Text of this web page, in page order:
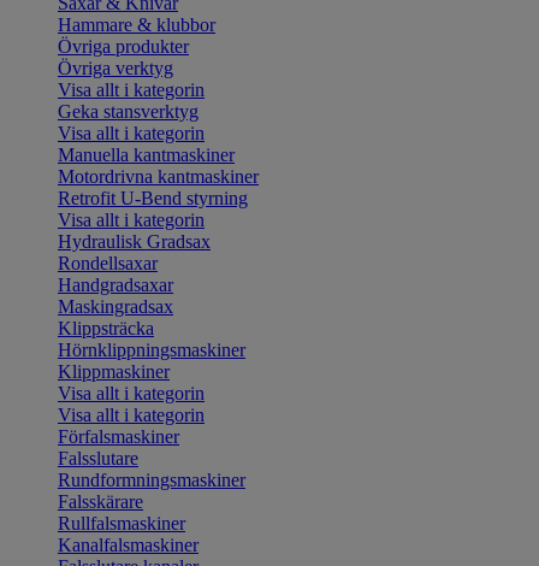
Hammare & klubbor
Övriga produkter
Övriga verktyg
Visa allt i kategorin
Geka stansverktyg
Visa allt i kategorin
Manuella kantmaskiner
Motordrivna kantmaskiner
Retrofit U-Bend styrning
Visa allt i kategorin
Hydraulisk Gradsax
Rondellsaxar
Handgradsaxar
Maskingradsax
Klippsträcka
Hörnklippningsmaskiner
Klippmaskiner
Visa allt i kategorin
Visa allt i kategorin
Förfalsmaskiner
Falsslutare
Rundformningsmaskiner
Falsskärare
Rullfalsmaskiner
Kanalfalsmaskiner